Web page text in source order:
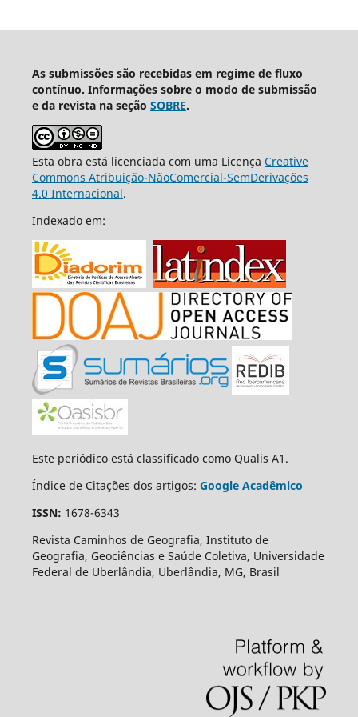
As submissões são recebidas em regime de fluxo
contínuo. Informações sobre o modo de submissão
e da revista na seção SOBRE.
Esta obra está licenciada com uma Licença Creative
Commons Atribuição-NãoComercial-SemDerivações
4.0 Internacional.
Indexado em:
Este periódico está classificado como Qualis A1.
Índice de Citações dos artigos: Google Acadêmico
ISSN: 1678-6343
Revista Caminhos de Geografia, Instituto de
Geografia, Geociências e Saúde Coletiva, Universidade
Federal de Uberlândia, Uberlândia, MG, Brasil